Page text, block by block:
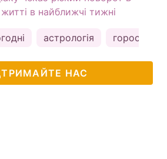
в найближчі тижні
астрологія гороскоп
НАС